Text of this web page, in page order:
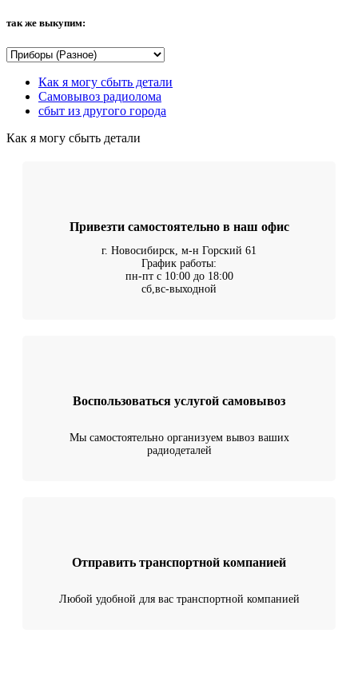
так же выкупим:
Как я могу сбыть детали
Самовывоз радиолома
сбыт из другого города
Как я могу сбыть детали
Привезти самостоятельно в наш офис
г. Новосибирск, м-н Горский 61
График работы:
пн-пт с 10:00 до 18:00
сб,вс-выходной
Воспользоваться услугой самовывоз
Мы самостоятельно организуем вывоз ваших
радиодеталей
Отправить транспортной компанией
Любой удобной для вас транспортной компанией